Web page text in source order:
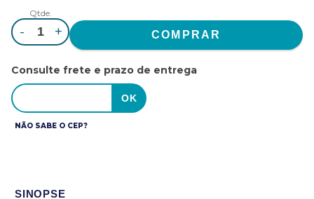
Qtde.
- +
Consulte frete e prazo de entrega
NÃO SABE O CEP?
SINOPSE